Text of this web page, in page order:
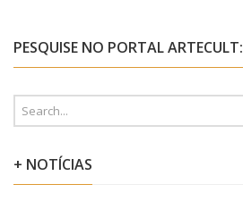
PESQUISE NO PORTAL ARTECULT:
+ NOTÍCIAS